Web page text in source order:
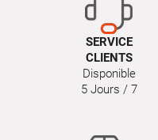
SERVICE
CLIENTS
Disponible
5 Jours / 7